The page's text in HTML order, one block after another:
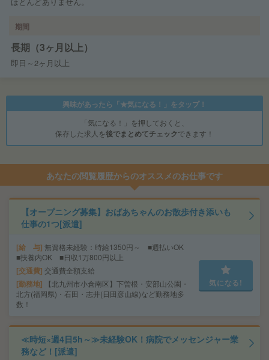
期間
長期（3ヶ月以上）
即日～2ヶ月以上
興味があったら「★気になる！」をタップ！
「気になる！」を押しておくと、
保存した求人を後でまとめてチェックできます！
あなたの閲覧履歴からのオススメのお仕事です
【オープニング募集】おばあちゃんのお散歩付き添いも
仕事の1つ[派遣]
給 与 無資格未経験：時給1350円～ ■週払いOK
■扶養内OK ■日収1万800円以上
交通費 交通費全額支給
勤務地
【北九州市小倉南区】下曽根・安部山公園・
北方(福岡県)・石田・志井(日田彦山線)など勤務地多
数！
気になる!
≪時短×週4日5h～≫未経験OK！病院でメッセンジャー業
務など！[派遣]